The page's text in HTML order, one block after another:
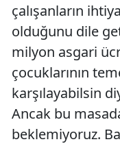
çalışanların
olduğunu dile
milyon asgari
çocuklarının
karşılayabilsin
Ancak bu
beklemiyoruz.